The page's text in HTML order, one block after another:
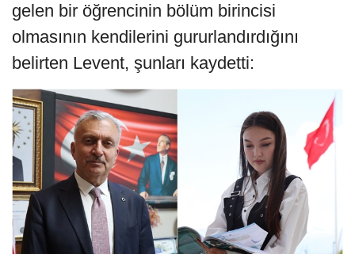
gelen bir öğrencinin bölüm birincisi
olmasının kendilerini gururlandırdığını
belirten Levent, şunları kaydetti: